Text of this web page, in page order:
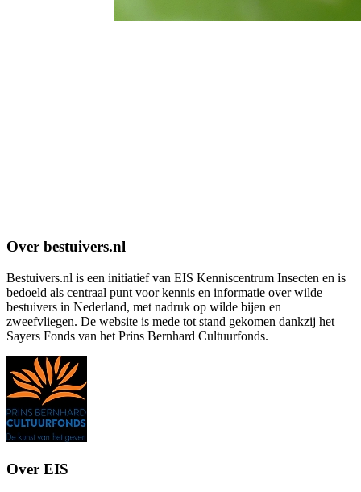
Over bestuivers.nl
Bestuivers.nl is een initiatief van EIS Kenniscentrum Insecten en is
bedoeld als centraal punt voor kennis en informatie over wilde
bestuivers in Nederland, met nadruk op wilde bijen en
zweefvliegen. De website is mede tot stand gekomen dankzij het
Sayers Fonds van het Prins Bernhard Cultuurfonds.
Over EIS